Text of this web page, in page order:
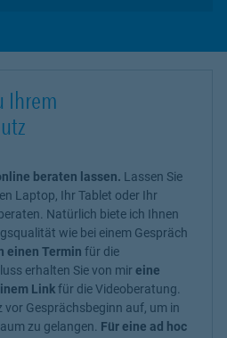
Ihrem
beraten lassen. Lassen Sie
Laptop, Ihr Tablet oder Ihr
Natürlich biete ich Ihnen
wie bei einem Gespräch
einen Termin für die
erhalten Sie von mireine
Linkfür die Videoberatung.
vor Gesprächsbeginn auf, um in
zu gelangen. Für eine ad hoc